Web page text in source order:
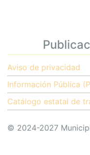
Aviso de privacidad
Información Pública
Catálogo estatal de
© 2024-2027